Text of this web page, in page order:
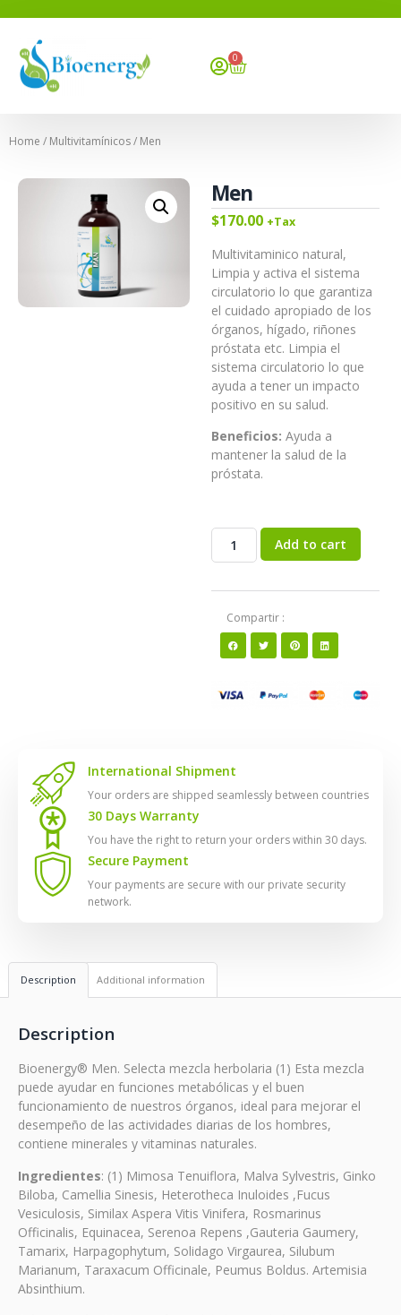
0
Home / Multivitamínicos/ Men
Men
$170.00 +Tax
Multivitaminico natural,
Limpia y activa el sistema
circulatorio lo que garantiza
el cuidado apropiado de los
órganos, hígado, riñones
próstata etc. Limpia el
sistema circulatorio lo que
ayuda a tener un impacto
positivo en su salud.
Beneficios: Ayuda a
mantener la salud de la
próstata.
Add to cart
Compartir :
International Shipment
Your orders are shipped seamlessly between countries
30 Days Warranty
You have the right to return your orders within 30 days.
Secure Payment
Your payments are secure with our private security
network.
Description Additional information
Description
Bioenergy® Men. Selecta mezcla herbolaria (1) Esta mezcla
puede ayudar en funciones metabólicas y el buen
funcionamiento de nuestros órganos, ideal para mejorar el
desempeño de las actividades diarias de los hombres,
contiene minerales y vitaminas naturales.
Ingredientes: (1) Mimosa Tenuiflora, Malva Sylvestris, Ginko
Biloba, Camellia Sinesis, Heterotheca Inuloides ,Fucus
Vesiculosis, Similax Aspera Vitis Vinifera, Rosmarinus
Officinalis, Equinacea, Serenoa Repens ,Gauteria Gaumery,
Tamarix, Harpagophytum, Solidago Virgaurea, Silubum
Marianum, Taraxacum Officinale, Peumus Boldus. Artemisia
Absinthium.